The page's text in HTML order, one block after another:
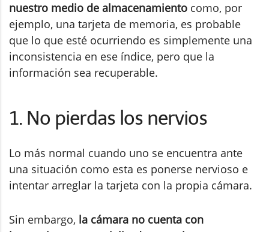
nuestro medio de almacenamiento como, por
ejemplo, una tarjeta de memoria, es probable
que lo que esté ocurriendo es simplemente una
inconsistencia en ese índice, pero que la
información sea recuperable.
1. No pierdas los nervios
Lo más normal cuando uno se encuentra ante
una situación como esta es ponerse nervioso e
intentar arreglar la tarjeta con la propia cámara.
Sin embargo, la cámara no cuenta con